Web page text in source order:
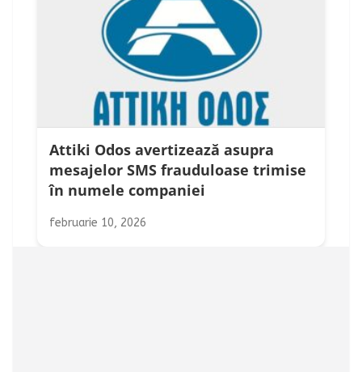
Attiki Odos avertizează asupra
mesajelor SMS frauduloase trimise
în numele companiei
februarie 10, 2026